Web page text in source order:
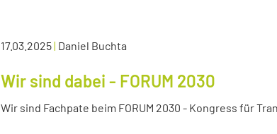
17.03.2025| Daniel Buchta
Wir sind dabei - FORUM 2030
Wir sind Fachpate beim FORUM 2030 - Kongress für